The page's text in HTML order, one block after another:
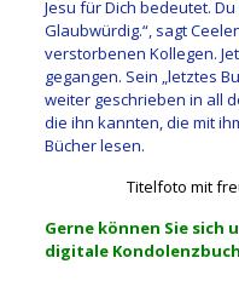
Jesu für Dich bedeutet.
Glaubwürdig.“, sagt
verstorbenen Kollegen.
gegangen. Sein „letztes
weiter geschrieben in all
die ihn kannten, die mit
Bücher lesen.
Titelfoto mit
Gerne können Sie sich
digitale